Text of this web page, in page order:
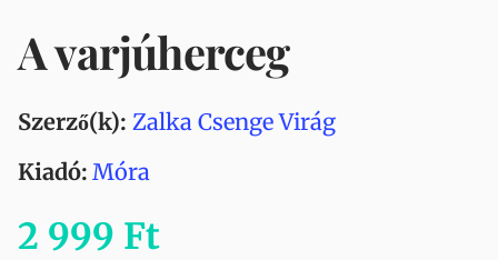
A varjúherceg
Szerző(k): Zalka Csenge Virág
Kiadó: Móra
2 999 Ft